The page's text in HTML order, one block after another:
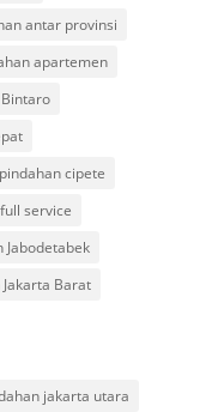
antar provinsi
apartemen
cipete
service
Jabodetabek
Barat
jakarta utara